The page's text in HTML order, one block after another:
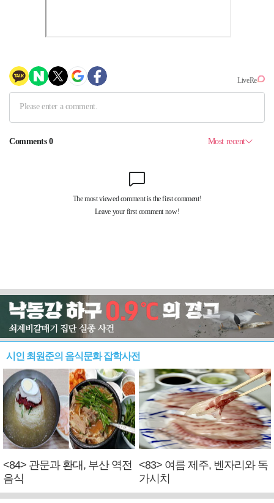
시인 최원준의 음식문화 잡학사전
<84> 관문과 환대, 부산 역전
음식
<83> 여름 제주, 벤자리와 독
가시치